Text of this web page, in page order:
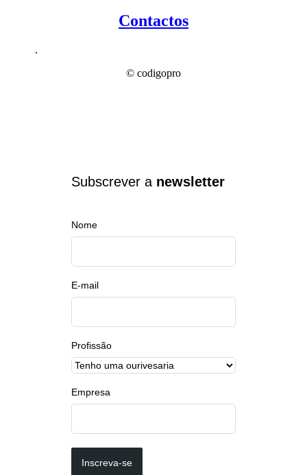
Contactos
.
© codigopro
Subscrever a newsletter
Nome
E-mail
Profissão
Empresa
Inscreva-se